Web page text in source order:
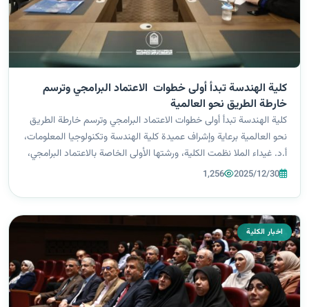
كلية الهندسة تبدأ أولى خطوات الاعتماد البرامجي وترسم
خارطة الطريق نحو العالمية
كلية الهندسة تبدأ أولى خطوات الاعتماد البرامجي وترسم خارطة الطريق
نحو العالمية برعاية وإشراف عميدة كلية الهندسة وتكنولوجيا المعلومات،
أ.د. غيداء الملا نظمت الكلية، ورشتها الأولى الخاصة بالاعتماد البرامجي،
وذلك في مكتب العمادة، ضمن خطة استراتيجية تهدف إلى الارت...
2025/12/30
1,256
اخبار الكلية